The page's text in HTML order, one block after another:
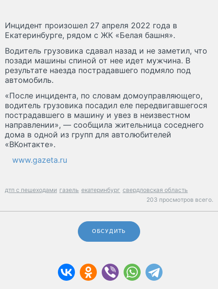
Инцидент произошел 27 апреля 2022 года в
Екатеринбурге, рядом с ЖК «Белая башня».
Водитель грузовика сдавал назад и не заметил, что
позади машины спиной от нее идет мужчина. В
результате наезда пострадавшего подмяло под
автомобиль.
«После инцидента, по словам домоуправляющего,
водитель грузовика посадил еле передвигавшегося
пострадавшего в машину и увез в неизвестном
направлении», — сообщила жительница соседнего
дома в одной из групп для автолюбителей
«ВКонтакте».
www.gazeta.ru
дтп с пешеходами газель екатеринбург свердловская область
203 просмотров всего.
ОБСУДИТЬ